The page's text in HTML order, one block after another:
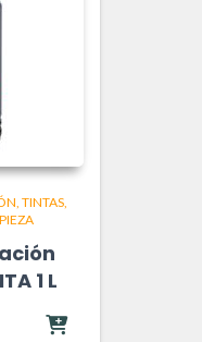
TINTAS,
1 L